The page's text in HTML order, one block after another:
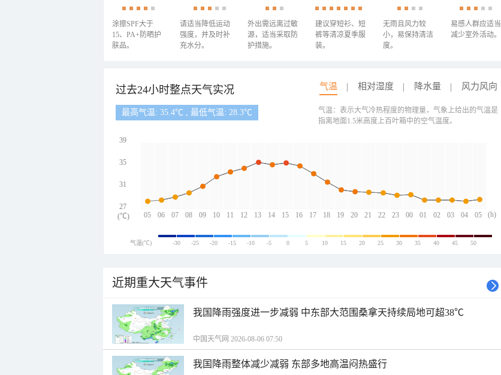
涂擦SPF大于
15、PA+防晒护
肤品。
请适当降低运动
强度，并及时补
充水分。
外出需远离过敏
源，适当采取防
护措施。
建议穿短衫、短
裤等清凉夏季服
装。
无雨且风力较
小，易保持清洁
度。
易感人群应适当
减少室外活动。
过去24小时整点天气实况 气温 相对湿度 降水量 风力风向
最高气温: 35.4℃ , 最低气温: 28.3℃
05 06 07 08 09 10 11 12 13 14 15 16 17 18 19 20 21 22 23 00 01 02 03 04 05
39
35
31
27
(h)
(℃)
气温：表示大气冷热程度的物理量，气象上给出的气温是
指离地面1.5米高度上百叶箱中的空气温度。
气温(℃) -30 -25 -20 -15 -10 -5 0 5 10 15 20 25 30 35 40 45 50
近期重大天气事件
我国降雨强度进一步减弱 中东部大范围桑拿天持续局地可超38℃
中国天气网 2026-08-06 07:50
我国降雨整体减少减弱 东部多地高温闷热盛行